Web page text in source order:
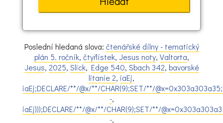
Poslední hledaná slova: čtenářské dílny - tematický
plán 5. ročník, čtyřlístek, Jesus noty, Valtorta,
Jesus, 2025, Slick, Edge 540, Sbach 342, bavorské
litanie 2, iaEj,
iaEj;DECLARE/**/@x/**/CHAR(9);SET/**/
-,
iaEj)));DECLARE/**/@x/**/CHAR(9);SET/**/
-,